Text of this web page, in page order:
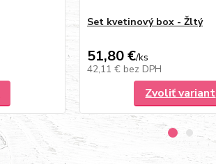
Set kvetinový box - Žltý
51,80 €/ks
42,11 € bez DPH
Zvoliť variant